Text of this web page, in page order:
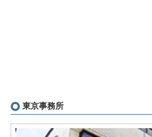
東京事務所